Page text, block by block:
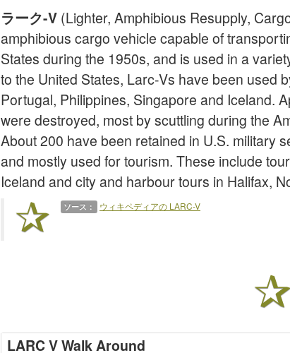
ラーク-V (Lighter, Amphibious Resupply,
amphibious cargo vehicle capable of
States during the 1950s, and is used in a
to the United States, Larc-Vs have been used
Portugal, Philippines, Singapore and Iceland.
were destroyed, most by scuttling during the
About 200 have been retained in U.S. military
and mostly used for tourism. These include
Iceland and city and harbour tours in Halifax,
ソース： ウィキペディアの LARC-V
LARC V Walk Around